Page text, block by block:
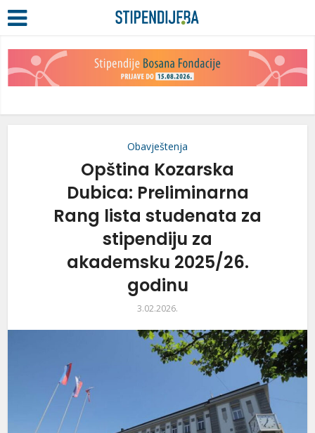
Obavještenja
Opština Kozarska
Dubica: Preliminarna
Rang lista studenata za
stipendiju za
akademsku 2025/26.
godinu
3.02.2026.